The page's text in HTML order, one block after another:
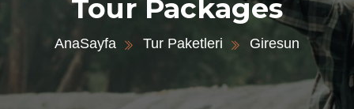
Tour Packages
AnaSayfa Tur Paketleri Giresun